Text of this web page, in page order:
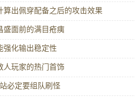
算出佩穿配备之后的攻击效果
盛面前的满目疮痍
强化输出稳定性
人玩家的热门首饰
必定要组队刷怪